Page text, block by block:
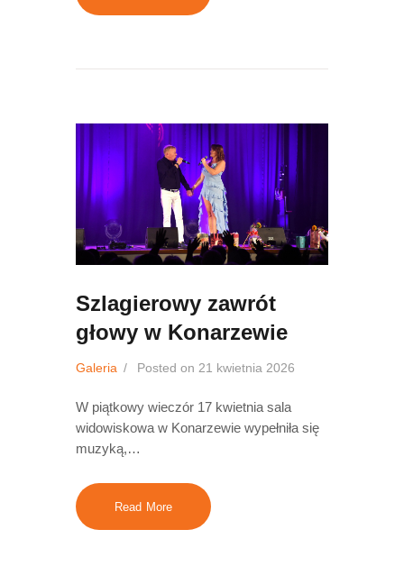
Szlagierowy zawrót
głowy w Konarzewie
Galeria Posted on 21 kwietnia 2026
W piątkowy wieczór 17 kwietnia sala
widowiskowa w Konarzewie wypełniła się
muzyką,…
Read More